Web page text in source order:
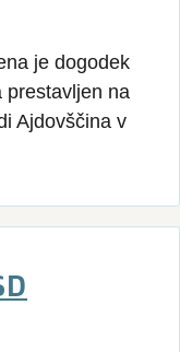
je dogodek
prestavljen na
Ajdovščina v